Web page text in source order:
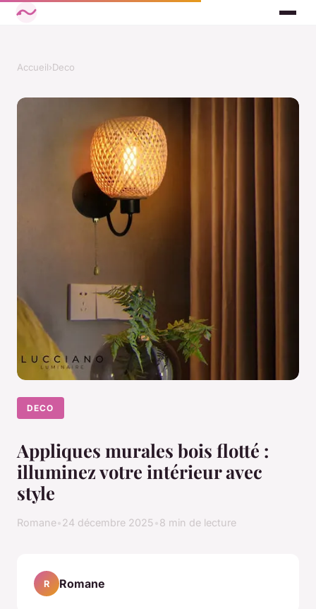
Accueil›Deco
DECO
Appliques murales bois flotté :
illuminez votre intérieur avec
style
Romane 24 décembre 2025 8 min de lecture
R Romane